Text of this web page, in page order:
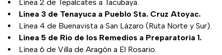
Línea 2 de Tepalcates a Tacubaya.
Línea 3 de Tenayuca a Pueblo Sta. Cruz Atoyac.
Línea 4 de Buenavista a San Lázaro (Ruta Norte y Sur).
Línea 5 de Río de los Remedios a Preparatoria 1.
Línea 6 de Villa de Aragón a El Rosario.